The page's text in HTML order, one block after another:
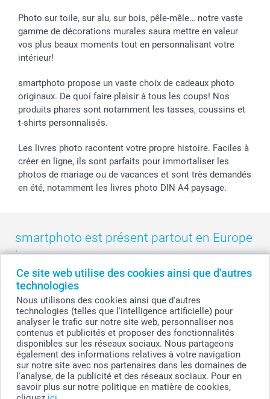
Ce site web utilise des cookies ainsi que d'autres
technologies
Nous utilisons des cookies ainsi que d'autres
technologies (telles que l'intelligence artificielle) pour
analyser le trafic sur notre site web, personnaliser nos
contenus et publicités et proposer des fonctionnalités
disponibles sur les réseaux sociaux. Nous partageons
également des informations relatives à votre navigation
sur notre site avec nos partenaires dans les domaines de
l'analyse, de la publicité et des réseaux sociaux. Pour en
savoir plus sur notre politique en matière de cookies,
Stickers & Etiquettes
Chèque Cadeau
Affiliation
Investor Relations
B2B smartbusiness
Confirmation ou communion
Mariage
Fête d'anniversaire
Tous les évènements
Livraison en 48 heures
Modes de Paiement
Identifiez-vous
Statut de ma commande
smarfriends
smartgarantie
smartbonus
Photo sur toile, sur alu, sur bois, pêle-mêle… notre vaste
gamme de décorations murales saura mettre en valeur
vos plus beaux moments tout en personnalisant votre
intérieur!
smartphoto propose un vaste choix de cadeaux photo
originaux. De quoi faire plaisir à tous les coups! Nos
produits phares sont notamment les tasses, coussins et
t-shirts personnalisés.
Les livres photo racontent votre propre histoire. Faciles à
créer en ligne, ils sont parfaits pour immortaliser les
photos de mariage ou de vacances et sont très demandés
en été, notamment les livres photo DIN A4 paysage.
smartphoto est présent partout en Europe
:
België - Belgique - Danmark - Deutschland - France - Ireland
- Nederland - Norge
Switzerland - Suomi - Sverige - United Kingdom
Other Countries
Tous les prix sont en francs suisses (CHF), TVA incluse et hors frais de port.